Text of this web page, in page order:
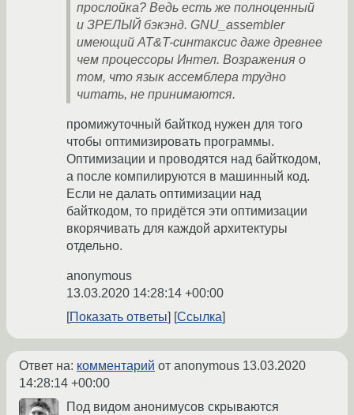
прослойка? Ведь есть же полноценный
и ЗРЕЛЫЙ бэкэнд. GNU_assembler
имеющий AT&T-синтаксис даже древнее
чем процессоры Интел. Возражения о
том, что язык ассемблера трудно
читать, не принимаются.
промижуточный байткод нужен для того
чтобы оптимизировать программы.
Оптимизации и проводятся над байткодом,
а после компилируются в машинный код.
Если не далать оптимизации над
байткодом, то придётся эти оптимизации
вкорячивать для каждой архитектуры
отдельно.
anonymous
13.03.2020 14:28:14 +00:00
Показать ответы
Ссылка
Ответ на: комментарий от anonymous 13.03.2020
14:28:14 +00:00
Под видом анонимусов скрываются